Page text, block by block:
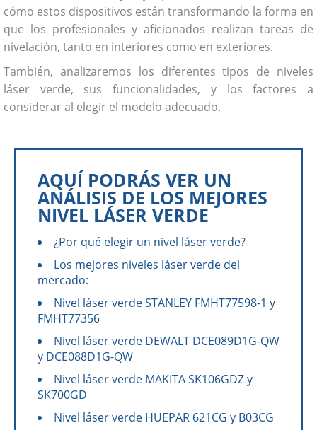
cómo estos dispositivos están transformando la forma en
que los profesionales y aficionados realizan tareas de
nivelación, tanto en interiores como en exteriores.
También, analizaremos los diferentes tipos de niveles
láser verde, sus funcionalidades, y los factores a
considerar al elegir el modelo adecuado.
AQUÍ PODRÁS VER UN
ANÁLISIS DE LOS MEJORES
NIVEL LÁSER VERDE
¿Por qué elegir un nivel láser verde?
Los mejores niveles láser verde del
mercado:
Nivel láser verde STANLEY FMHT77598-1 y
FMHT77356
Nivel láser verde DEWALT DCE089D1G-QW
y DCE088D1G-QW
Nivel láser verde MAKITA SK106GDZ y
SK700GD
Nivel láser verde HUEPAR 621CG y B03CG